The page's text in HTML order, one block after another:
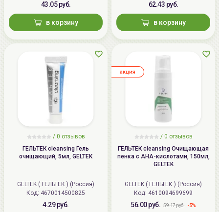
43.05 руб.
в корзину
62.43 руб.
в корзину
/ 0 отзывов
ГЕЛЬТЕК cleansing Гель
очищающий, 5мл, GELTEK
GELTEK ( ГЕЛЬТЕК ) (Россия)
Код: 4670014500825
4.29 руб.
/ 0 отзывов
ГЕЛЬТЕК cleansing Очищающая
пенка с AHA-кислотами, 150мл,
GELTEK
GELTEK ( ГЕЛЬТЕК ) (Россия)
Код: 4610094699699
56.00 руб. 59.17 руб. -5%
aкция